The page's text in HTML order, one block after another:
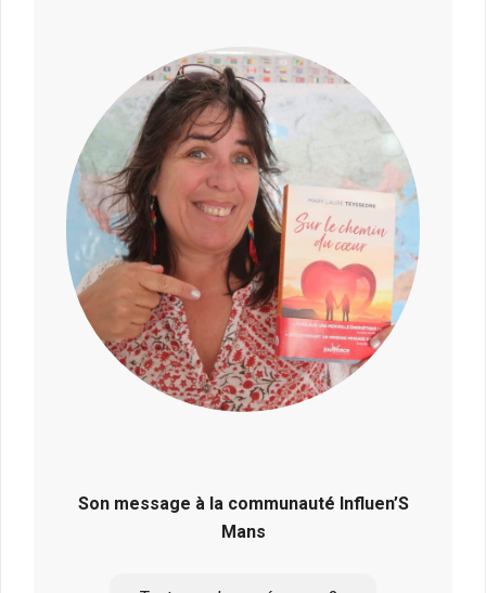
Son message à la communauté Influen’S
Mans